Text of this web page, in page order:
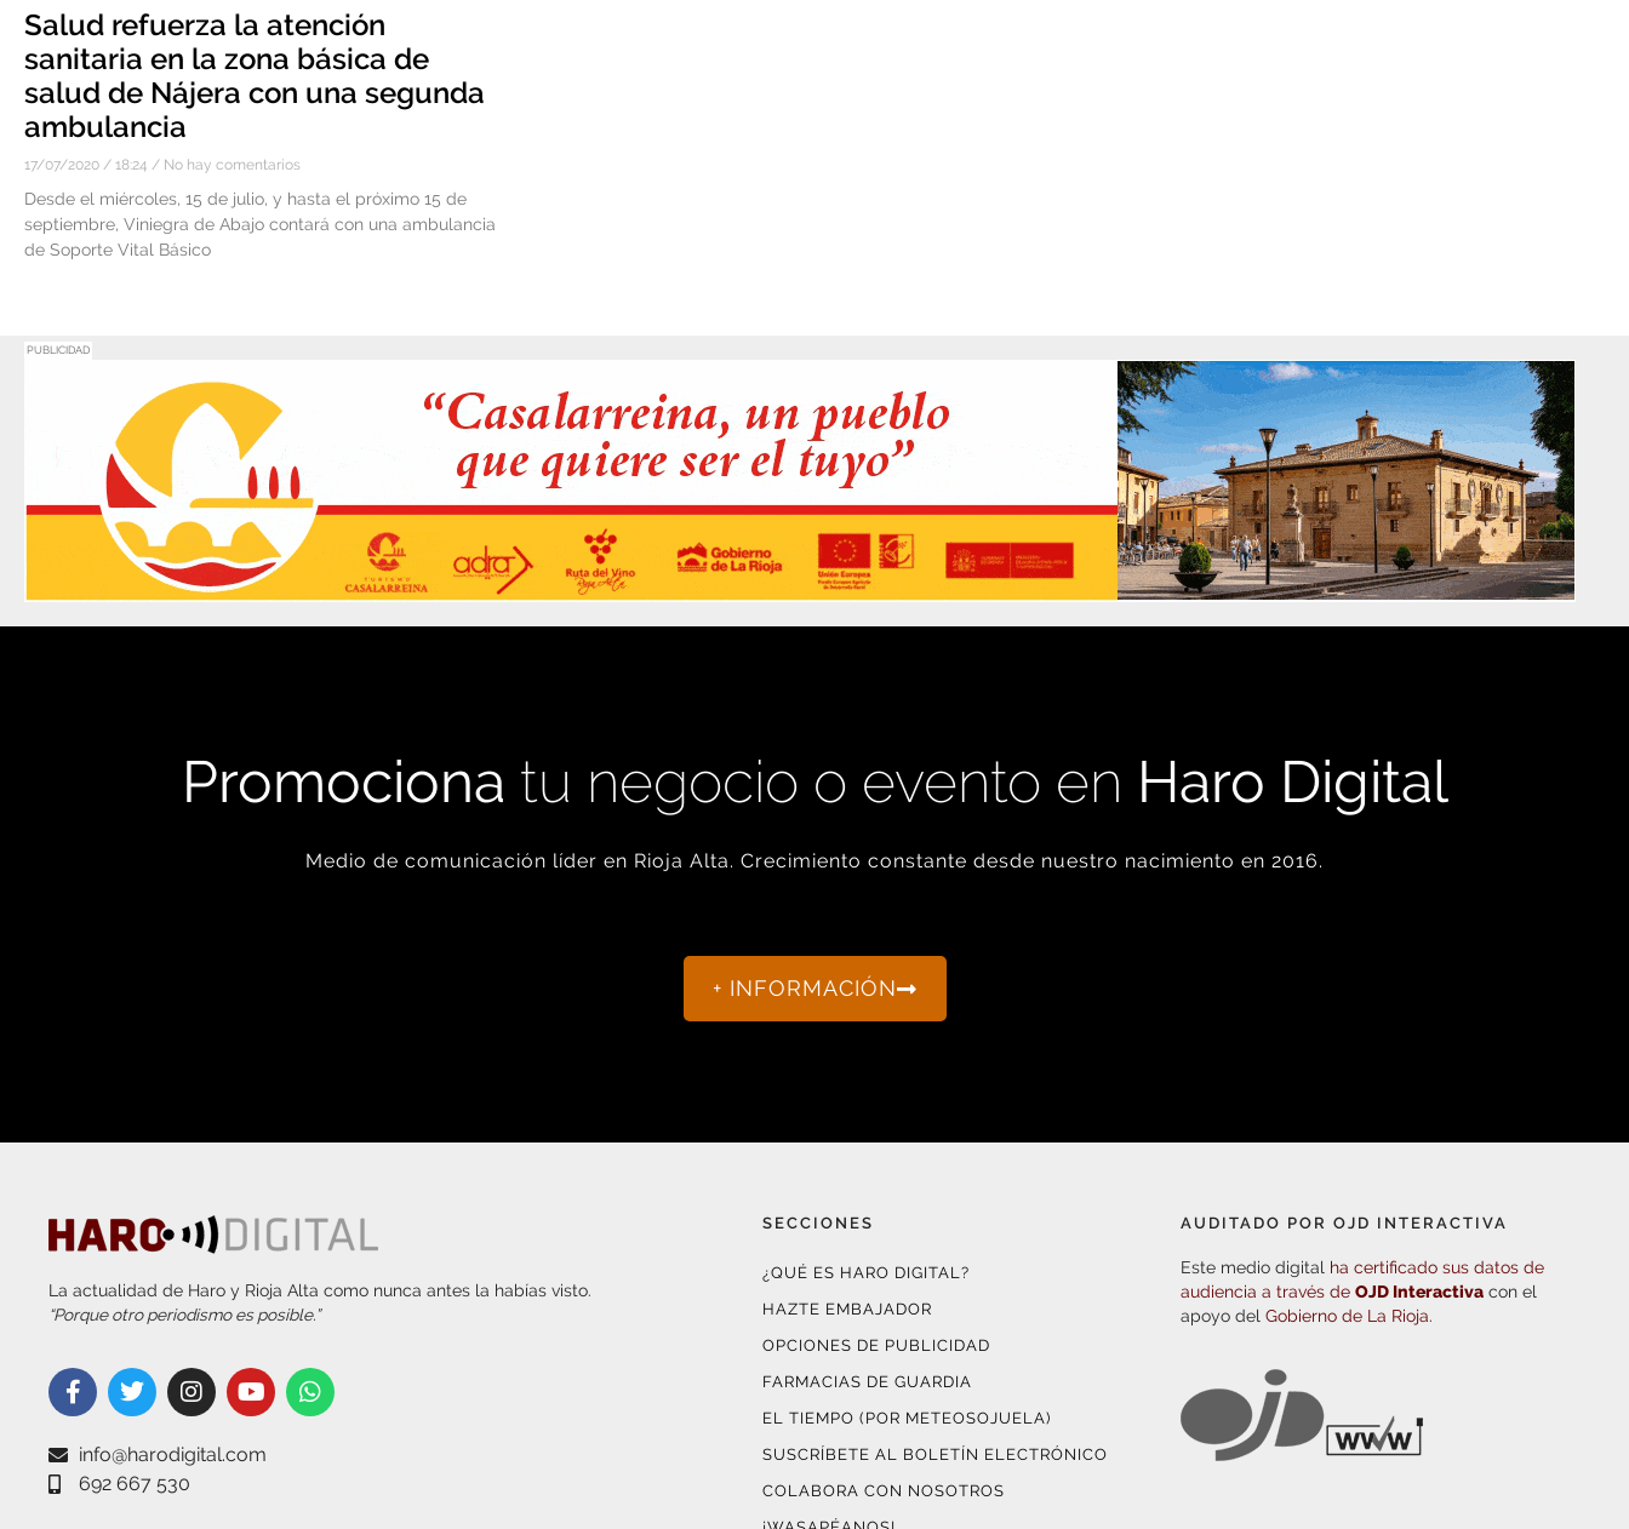
Salud refuerza la atención
sanitaria en la zona básica de
salud de Nájera con una segunda
ambulancia
17/07/2020 18:24 No hay comentarios
Desde el miércoles, 15 de julio, y hasta el próximo 15 de
septiembre, Viniegra de Abajo contará con una ambulancia
de Soporte Vital Básico
PUBLICIDAD
Promociona tu negocio o evento en Haro Digital
Medio de comunicación líder en Rioja Alta. Crecimiento constante desde nuestro nacimiento en 2016.
+ INFORMACIÓN
La actualidad de Haro y Rioja Alta como nunca antes la habías visto.
“Porque otro periodismo es posible.”
info@harodigital.com
692 667 530
SECCIONES
¿QUÉ ES HARO DIGITAL?
HAZTE EMBAJADOR
OPCIONES DE PUBLICIDAD
FARMACIAS DE GUARDIA
EL TIEMPO (POR METEOSOJUELA)
SUSCRÍBETE AL BOLETÍN ELECTRÓNICO
COLABORA CON NOSOTROS
AUDITADO POR OJD INTERACTIVA
Este medio digital ha certificado sus datos de
audiencia a través deOJD Interactiva con el
apoyo delGobierno de La Rioja.